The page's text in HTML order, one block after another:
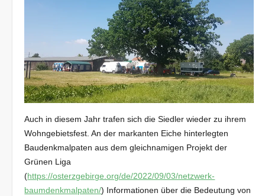
Auch in diesem Jahr trafen sich die Siedler wieder zu ihrem
Wohngebietsfest. An der markanten Eiche hinterlegten
Baudenkmalpaten aus dem gleichnamigen Projekt der
Grünen Liga
(https://osterzgebirge.org/de/2022/09/03/netzwerk-
baumdenkmalpaten/) Informationen über die Bedeutung von